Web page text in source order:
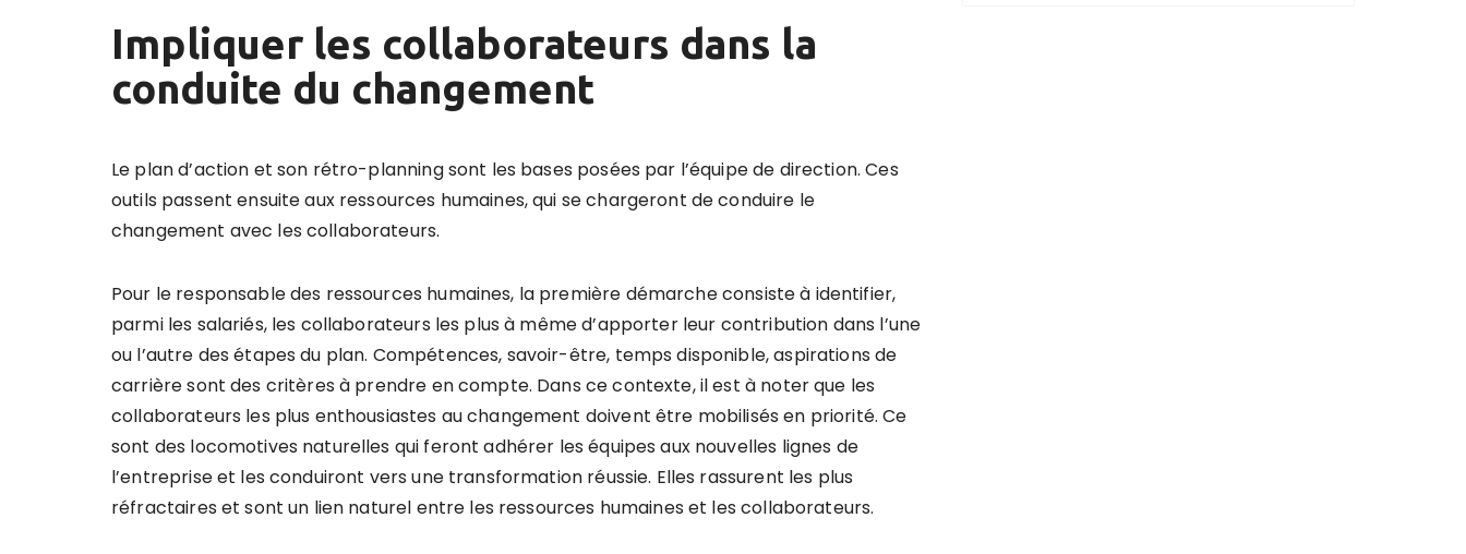
Impliquer les collaborateurs dans la
conduite du changement
Le plan d’action et son rétro-planning sont les bases posées par l’équipe de direction. Ces
outils passent ensuite aux ressources humaines, qui se chargeront de conduire le
changement avec les collaborateurs.
Pour le responsable des ressources humaines, la première démarche consiste à identifier,
parmi les salariés, les collaborateurs les plus à même d’apporter leur contribution dans l’une
ou l’autre des étapes du plan. Compétences, savoir-être, temps disponible, aspirations de
carrière sont des critères à prendre en compte. Dans ce contexte, il est à noter que les
collaborateurs les plus enthousiastes au changement doivent être mobilisés en priorité. Ce
sont des locomotives naturelles qui feront adhérer les équipes aux nouvelles lignes de
l’entreprise et les conduiront vers une transformation réussie. Elles rassurent les plus
réfractaires et sont un lien naturel entre les ressources humaines et les collaborateurs.